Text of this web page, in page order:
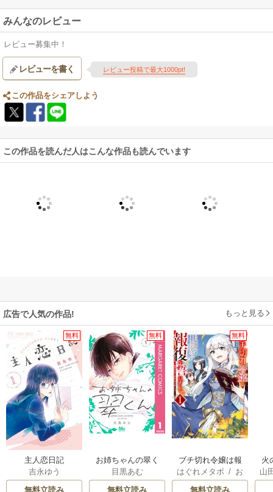
みんなのレビュー
レビュー募集中！
レビューを書く レビュー投稿で最大1000pt!
この作品をシェアしよう
この作品を読んだ人はこんな作品も読んでいます
広告で人気の作品! もっと見る
無料
主人恋日記
吉永ゆう
無料立読み
無料
お姉ちゃんの翠く
ん
目黒あむ
無料立読み
無料
ブチ切れ令嬢は報
復を誓いました。
はぐれメタボ / お
おのいも /
無料立読み
火
人
山